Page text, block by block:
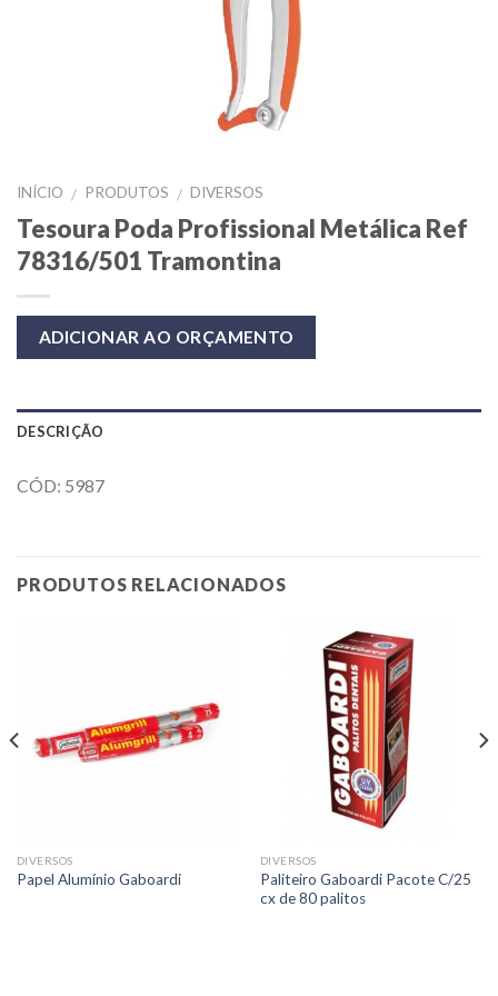
INÍCIO / PRODUTOS / DIVERSOS
Tesoura Poda Profissional Metálica Ref
78316/501 Tramontina
ADICIONAR AO ORÇAMENTO
DESCRIÇÃO
CÓD: 5987
PRODUTOS RELACIONADOS
DIVERSOS
Papel Alumínio Gaboardi
DIVERSOS
Paliteiro Gaboardi Pacote C/25
cx de 80 palitos